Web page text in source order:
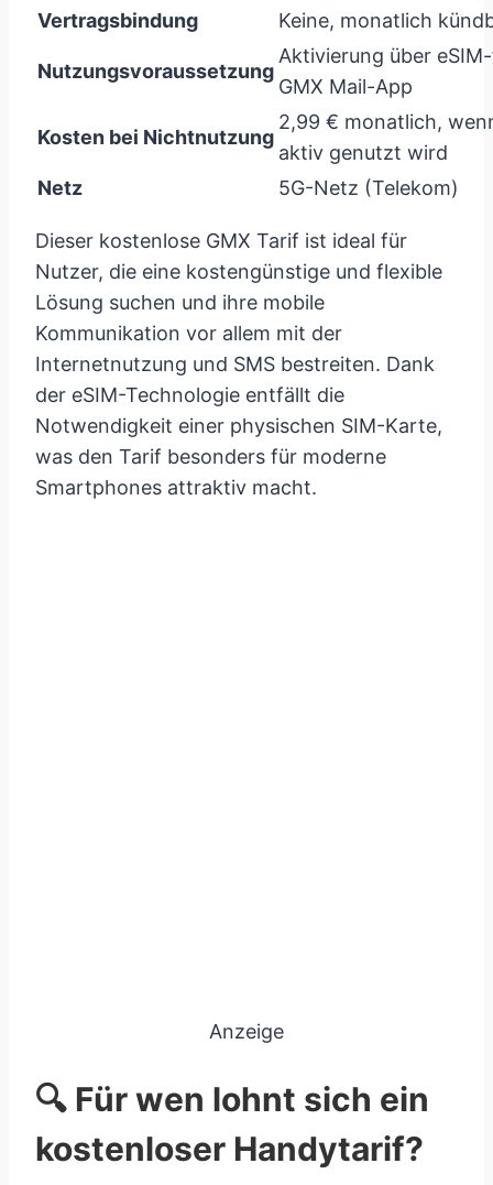
Vertragsbindung
Keine, monatlich
Nutzungsvoraussetzung
Aktivierung über
GMX Mail-App
Kosten bei Nichtnutzung
2,99 € monatlich,
aktiv genutzt wird
Netz
5G-Netz (Telekom)
Dieser kostenlose GMX Tarif ist ideal für
Nutzer, die eine kostengünstige und flexible
Lösung suchen und ihre mobile
Kommunikation vor allem mit der
Internetnutzung und SMS bestreiten. Dank
der eSIM-Technologie entfällt die
Notwendigkeit einer physischen SIM-Karte,
was den Tarif besonders für moderne
Smartphones attraktiv macht.
Anzeige
🔍 Für wen lohnt sich ein
kostenloser Handytarif?